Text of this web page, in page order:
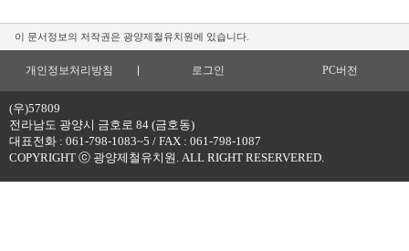
이 문서정보의 저작권은 광양제철유치원에 있습니다.
개인정보처리방침 로그인 PC버전
(우)57809
전라남도 광양시 금호로 84 (금호동)
대표전화 : 061-798-1083~5 / FAX : 061-798-1087
COPYRIGHT ⓒ 광양제철유치원. ALL RIGHT RESERVERED.